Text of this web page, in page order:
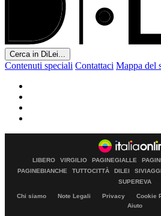
Cerca in DiLei...
Contenuti speciali Contattaci Mappa del
LIBERO VIRGILIO PAGINEGIALLE
PAGINEBIANCHE
TUTTOCITTÀ DILEI
SUPEREVA
Chi siamo Note Legali Privacy Cookie
Aiuto